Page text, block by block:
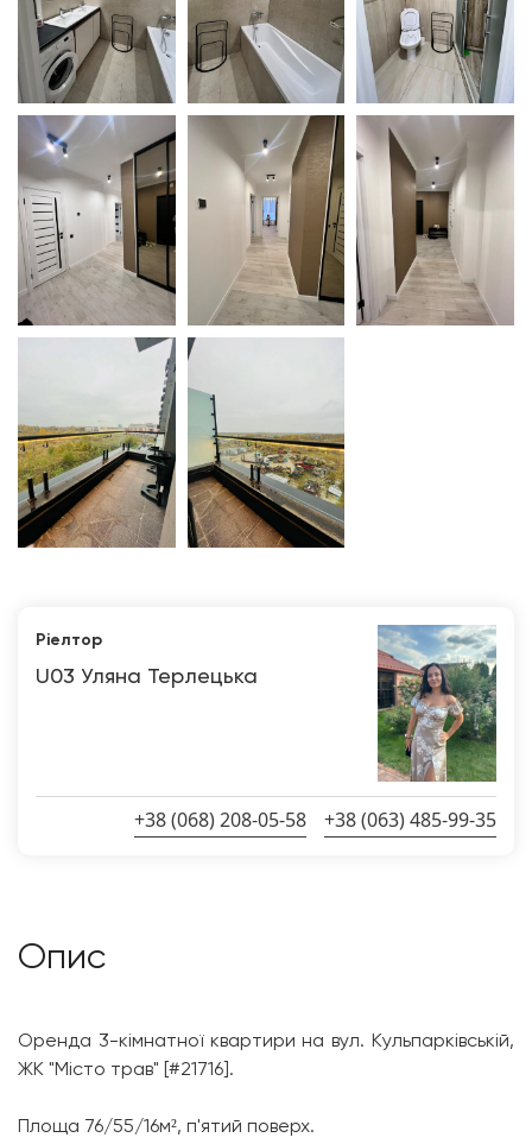
Ріелтор
U03 Уляна Терлецька
+38 (068) 208-05-58 +38 (063) 485-99-35
Опис
Оренда 3-кімнатної квартири на вул. Кульпарківській,
ЖК "Місто трав" [#21716].
Площа 76/55/16м², п'ятий поверх.